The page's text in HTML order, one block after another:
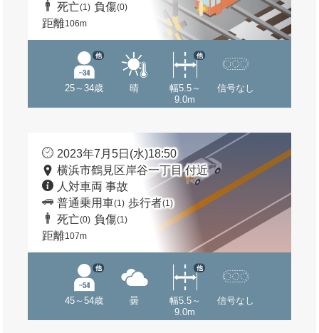
死亡(1) 負傷(0)
距離106m
25～34歳
他
晴
幅5.5～
9.0m
他
信号なし
2023年7月5日(水)18:50
横浜市鶴見区岸谷一丁目 付近
人対車両 事故
普通乗用車(1) 歩行者(1)
死亡(0) 負傷(1)
距離107m
45～54歳
他
曇
幅5.5～
9.0m
他
信号なし